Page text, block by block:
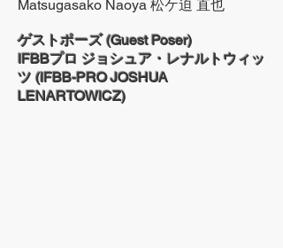
Matsugasako Naoya 松ケ迫 直也
ゲストポーズ (Guest Poser)
IFBBプロ ジョシュア・レナルトウィッ
ツ (IFBB-PRO JOSHUA
LENARTOWICZ)